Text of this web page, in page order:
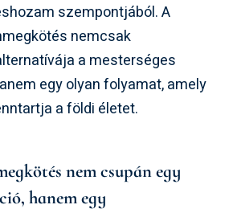
szempontjából. A
nemcsak
a mesterséges
egy olyan folyamat, amely
a földi életet.
nem csupán egy
hanem egy